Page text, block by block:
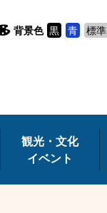
背景色 黒 青 標準
観光・文化
イベント